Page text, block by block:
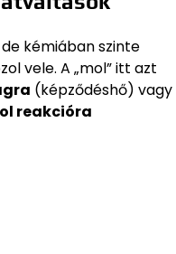
kémiában szinte
vele. A „mol” itt azt
(képződéshő) vagy
reakcióra